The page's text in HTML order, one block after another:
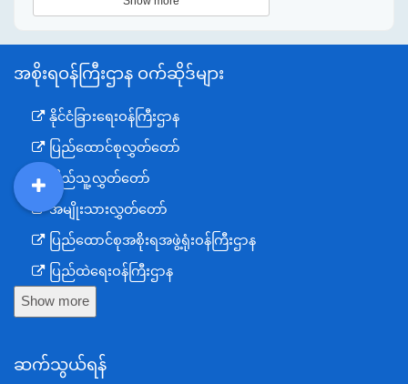
အစိုးရဝန်ကြီးဌာန ဝက်ဆိုဒ်များ
နိုင်ငံခြားရေးဝန်ကြီးဌာန
ပြည်ထောင်စုလွှတ်တော်
ပြည်သူ့လွှတ်တော်
အမျိုးသားလွှတ်တော်
ပြည်ထောင်စုအစိုးရအဖွဲ့ရုံးဝန်ကြီးဌာန
ပြည်ထဲရေးဝန်ကြီးဌာန
ကာကွယ်ရေးဝန်ကြီးဌာန
စီမံကိန်း၊ဘဏ္ဍာရေးနှင့်စက်မှုဝန်ကြီးဌာန
Show more
ဆက်သွယ်ရန်
DDM